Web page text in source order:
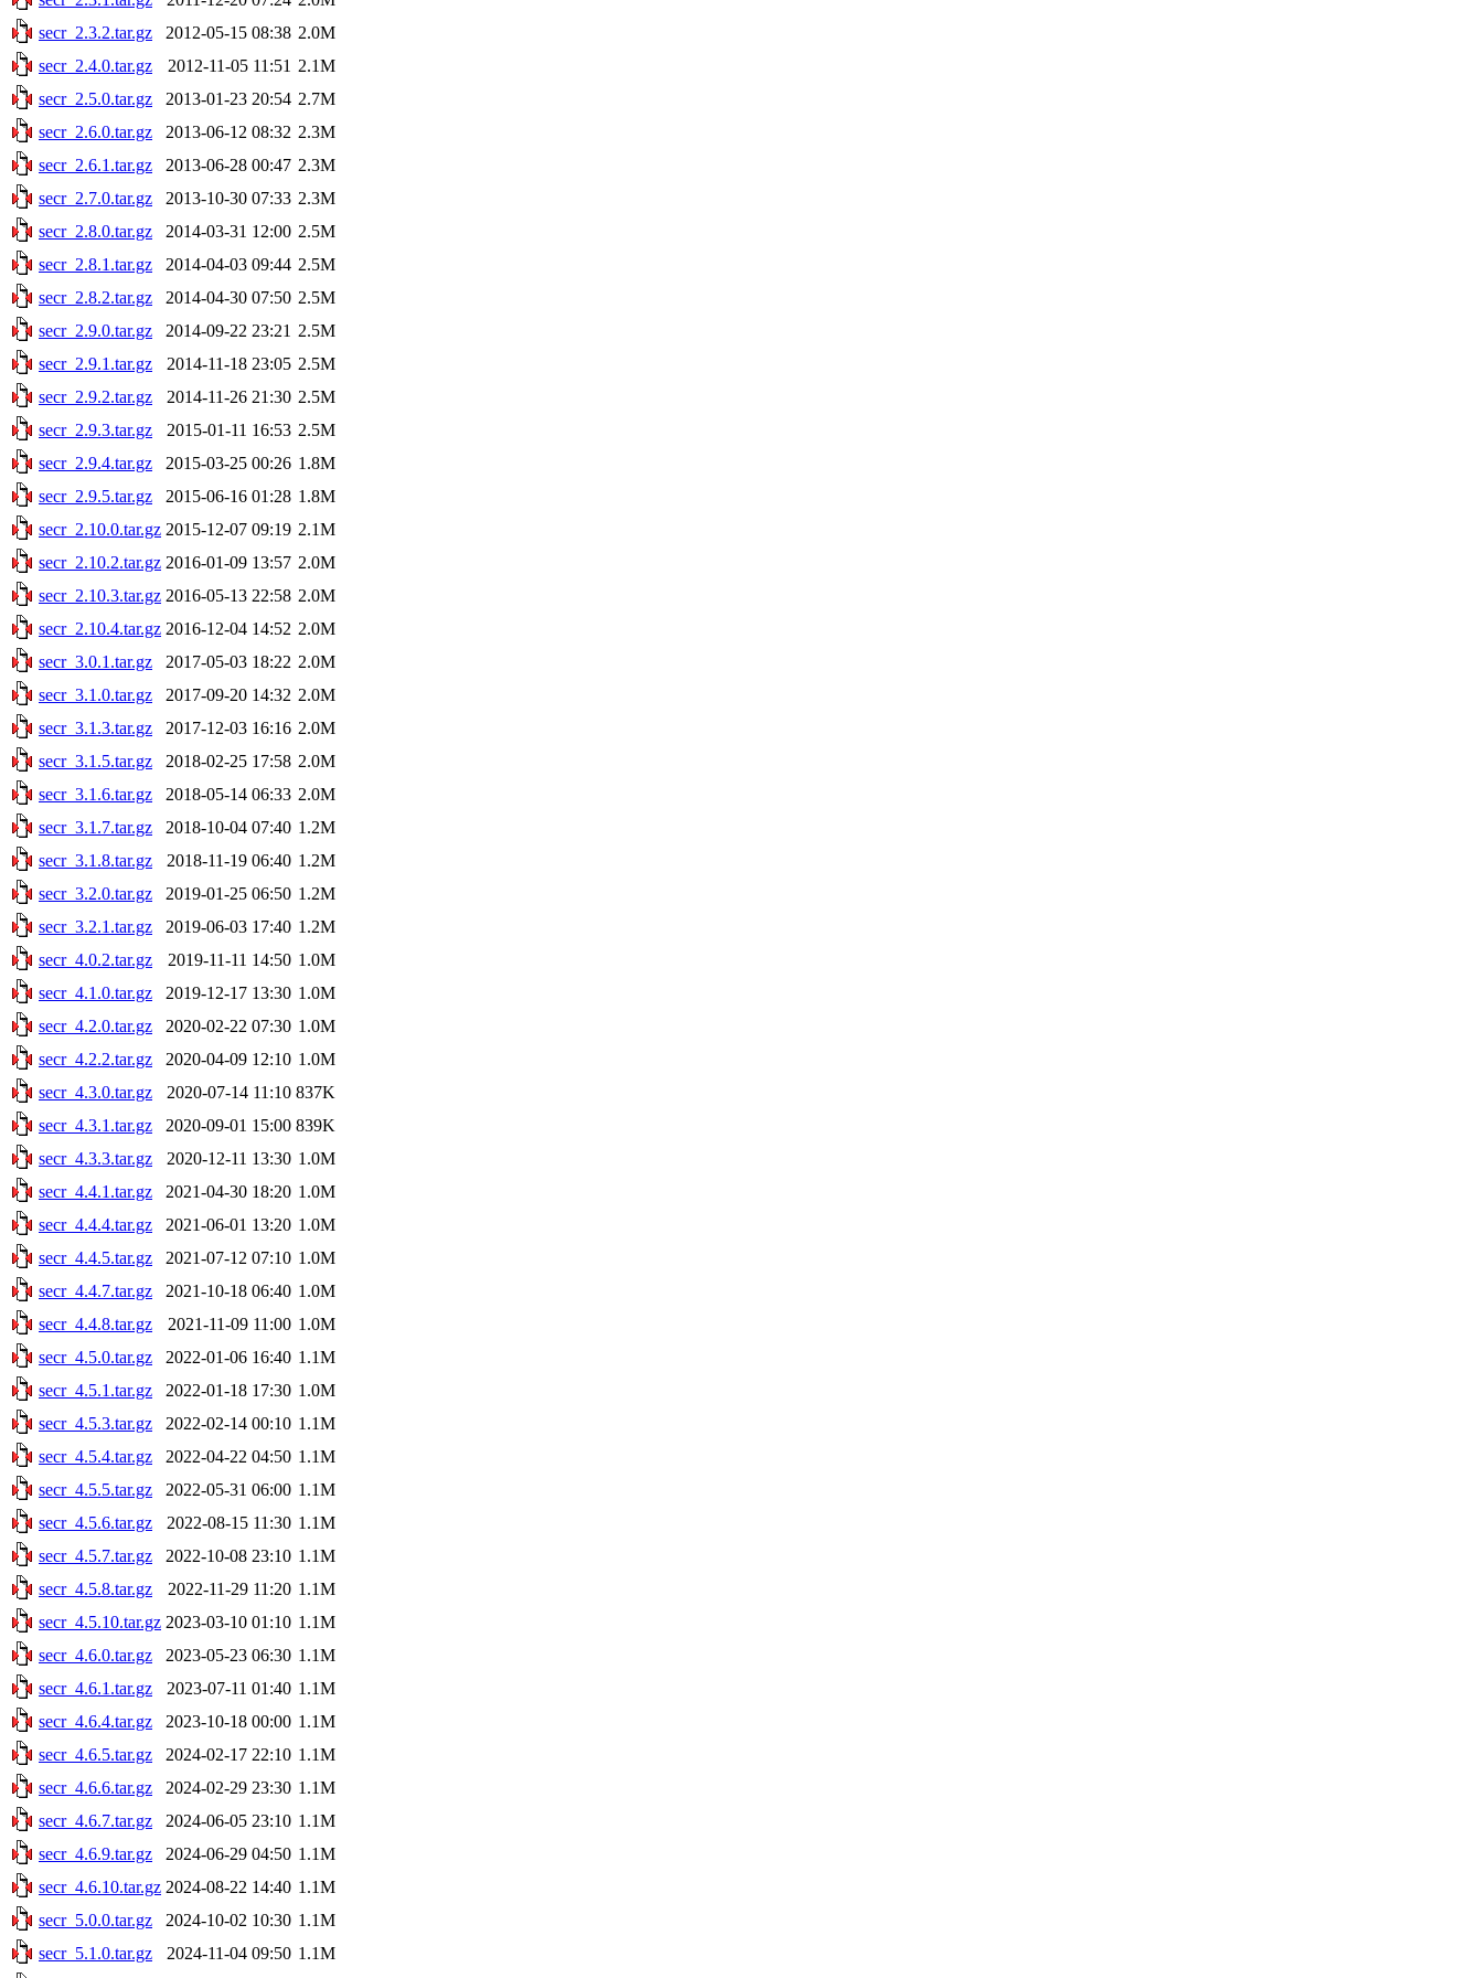
secr_2.3.2.tar.gz
2012-05-15 08:38 2.0M
secr_2.4.0.tar.gz
2012-11-05 11:51 2.1M
secr_2.5.0.tar.gz
2013-01-23 20:54 2.7M
secr_2.6.0.tar.gz
2013-06-12 08:32 2.3M
secr_2.6.1.tar.gz
2013-06-28 00:47 2.3M
secr_2.7.0.tar.gz
2013-10-30 07:33 2.3M
secr_2.8.0.tar.gz
2014-03-31 12:00 2.5M
secr_2.8.1.tar.gz
2014-04-03 09:44 2.5M
secr_2.8.2.tar.gz
2014-04-30 07:50 2.5M
secr_2.9.0.tar.gz
2014-09-22 23:21 2.5M
secr_2.9.1.tar.gz
2014-11-18 23:05 2.5M
secr_2.9.2.tar.gz
2014-11-26 21:30 2.5M
secr_2.9.3.tar.gz
2015-01-11 16:53 2.5M
secr_2.9.4.tar.gz
2015-03-25 00:26 1.8M
secr_2.9.5.tar.gz
2015-06-16 01:28 1.8M
secr_2.10.0.tar.gz 2015-12-07 09:19 2.1M
secr_2.10.2.tar.gz 2016-01-09 13:57 2.0M
secr_2.10.3.tar.gz 2016-05-13 22:58 2.0M
secr_2.10.4.tar.gz 2016-12-04 14:52 2.0M
secr_3.0.1.tar.gz
2017-05-03 18:22 2.0M
secr_3.1.0.tar.gz
2017-09-20 14:32 2.0M
secr_3.1.3.tar.gz
2017-12-03 16:16 2.0M
secr_3.1.5.tar.gz
2018-02-25 17:58 2.0M
secr_3.1.6.tar.gz
2018-05-14 06:33 2.0M
secr_3.1.7.tar.gz
2018-10-04 07:40 1.2M
secr_3.1.8.tar.gz
2018-11-19 06:40 1.2M
secr_3.2.0.tar.gz
2019-01-25 06:50 1.2M
secr_3.2.1.tar.gz
2019-06-03 17:40 1.2M
secr_4.0.2.tar.gz
2019-11-11 14:50 1.0M
secr_4.1.0.tar.gz
2019-12-17 13:30 1.0M
secr_4.2.0.tar.gz
2020-02-22 07:30 1.0M
secr_4.2.2.tar.gz
2020-04-09 12:10 1.0M
secr_4.3.0.tar.gz
2020-07-14 11:10 837K
secr_4.3.1.tar.gz
2020-09-01 15:00 839K
secr_4.3.3.tar.gz
2020-12-11 13:30 1.0M
secr_4.4.1.tar.gz
2021-04-30 18:20 1.0M
secr_4.4.4.tar.gz
2021-06-01 13:20 1.0M
secr_4.4.5.tar.gz
2021-07-12 07:10 1.0M
secr_4.4.7.tar.gz
2021-10-18 06:40 1.0M
secr_4.4.8.tar.gz
2021-11-09 11:00 1.0M
secr_4.5.0.tar.gz
2022-01-06 16:40 1.1M
secr_4.5.1.tar.gz
2022-01-18 17:30 1.0M
secr_4.5.3.tar.gz
2022-02-14 00:10 1.1M
secr_4.5.4.tar.gz
2022-04-22 04:50 1.1M
secr_4.5.5.tar.gz
2022-05-31 06:00 1.1M
secr_4.5.6.tar.gz
2022-08-15 11:30 1.1M
secr_4.5.7.tar.gz
2022-10-08 23:10 1.1M
secr_4.5.8.tar.gz
2022-11-29 11:20 1.1M
secr_4.5.10.tar.gz 2023-03-10 01:10 1.1M
secr_4.6.0.tar.gz
2023-05-23 06:30 1.1M
secr_4.6.1.tar.gz
2023-07-11 01:40 1.1M
secr_4.6.4.tar.gz
2023-10-18 00:00 1.1M
secr_4.6.5.tar.gz
2024-02-17 22:10 1.1M
secr_4.6.6.tar.gz
2024-02-29 23:30 1.1M
secr_4.6.7.tar.gz
2024-06-05 23:10 1.1M
secr_4.6.9.tar.gz
2024-06-29 04:50 1.1M
secr_4.6.10.tar.gz 2024-08-22 14:40 1.1M
secr_5.0.0.tar.gz
2024-10-02 10:30 1.1M
secr_5.1.0.tar.gz
2024-11-04 09:50 1.1M